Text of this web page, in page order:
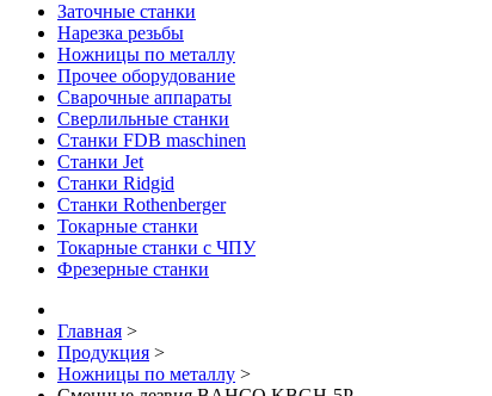
Заточные станки
Нарезка резьбы
Ножницы по металлу
Прочее оборудование
Сварочные аппараты
Сверлильные станки
Станки FDB maschinen
Станки Jet
Станки Ridgid
Станки Rothenberger
Токарные станки
Токарные станки с ЧПУ
Фрезерные станки
Главная >
Продукция >
Ножницы по металлу >